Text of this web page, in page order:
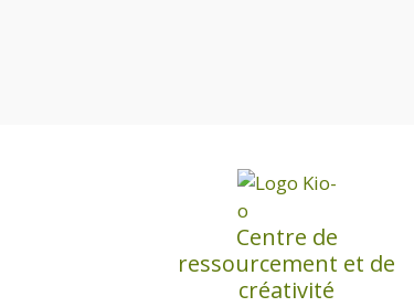
Centre de
ressourcement et de
créativité